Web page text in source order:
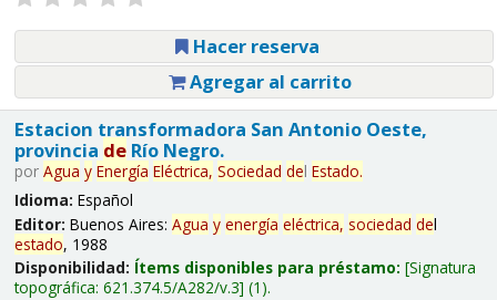
Hacer reserva
Agregar al carrito
Estacion transformadora San Antonio Oeste,
provincia deRío Negro.
por Agua y Energía Eléctrica, Sociedad del Estado.
Idioma: Español
Editor: Buenos Aires: Agua y energía eléctrica, sociedad del
estado, 1988
Disponibilidad: Ítems disponibles para préstamo: Signatura
topográfica: 621.374.5/A282/v.3 (1).